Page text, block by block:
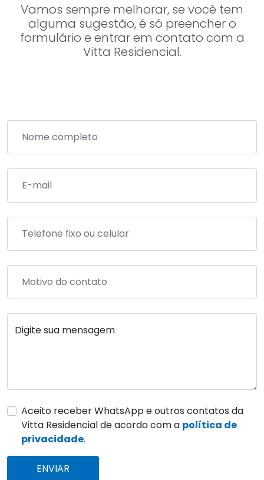
Vamos sempre melhorar, se você tem
alguma sugestão, é só preencher o
formulário e entrar em contato com a
Vitta Residencial.
Digite sua mensagem
Aceito receber WhatsApp e outros contatos da
Vitta Residencial de acordo com a política de
privacidade.
ENVIAR